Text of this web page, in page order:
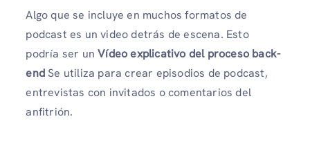
Algo que se incluye en muchos formatos de
podcast es un video detrás de escena. Esto
podría ser unVídeo explicativo del proceso back-
endSe utiliza para crear episodios de podcast,
entrevistas con invitados o comentarios del
anfitrión.